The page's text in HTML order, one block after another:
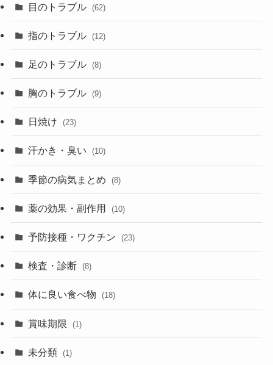
目のトラブル (62)
指のトラブル (12)
足のトラブル (8)
胸のトラブル (9)
日焼け (23)
汗かき・臭い (10)
季節の病気まとめ (8)
薬の効果・副作用 (10)
予防接種・ワクチン (23)
検査・診断 (8)
体に良い食べ物 (18)
賞味期限 (1)
未分類 (1)